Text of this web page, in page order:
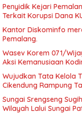
Penyidik Kejari
Terkait Korupsi Dana
Kantor Diskominfo
Pemalang.
Wasev Korem 071/
Aksi Kemanusiaan
Wujudkan Tata Kelola
Cikendung Rampung
Sungai Srengseng
Wilayah Lalui Sungai